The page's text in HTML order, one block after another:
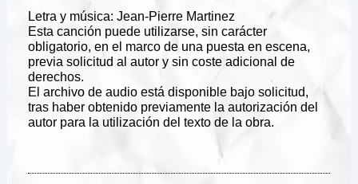
Letra y música: Jean-Pierre Martinez
Esta canción puede utilizarse, sin carácter
obligatorio, en el marco de una puesta en escena,
previa solicitud al autor y sin coste adicional de
derechos.
El archivo de audio está disponible bajo solicitud,
tras haber obtenido previamente la autorización del
autor para la utilización del texto de la obra.